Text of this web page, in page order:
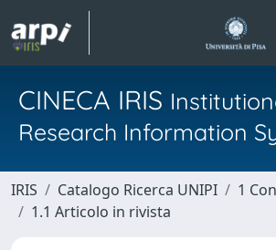
CINECA IRIS
Research Information
IRIS Catalogo Ricerca UNIPI
1
1.1 Articolo in rivista